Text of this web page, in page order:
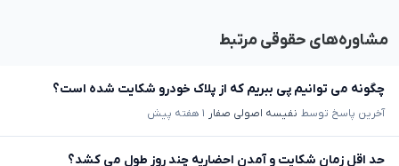
مشاوره‌های حقوقی مرتبط
چگونه می توانیم پی ببریم که از پلاک خودرو شکایت شده است؟
آخرین پاسخ توسط نفیسه اصولی صفار ۱ هفته پیش
حد اقل زمان شکایت و آمدن احضاریه چند روز طول می کشد؟